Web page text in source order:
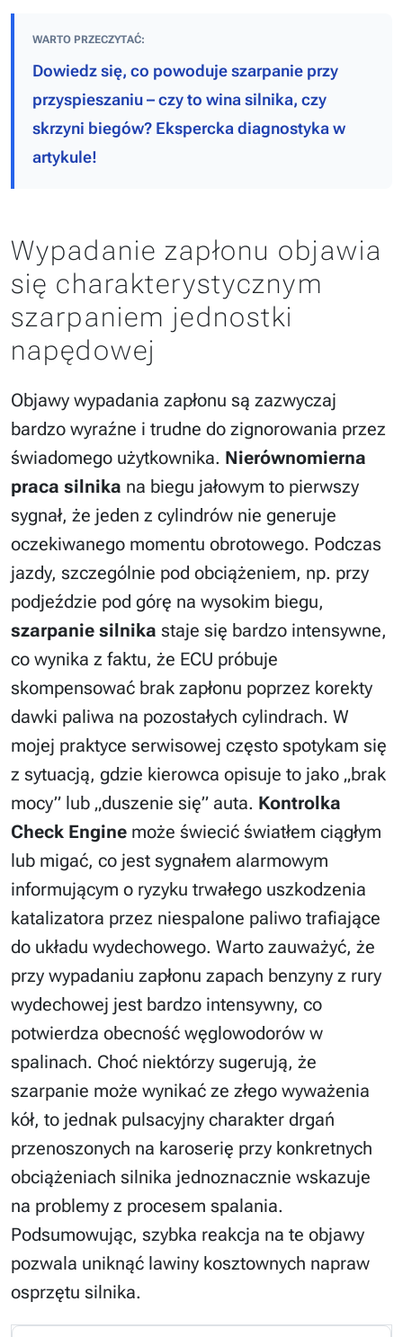
WARTO PRZECZYTAĆ:
Dowiedz się, co powoduje szarpanie przy
przyspieszaniu – czy to wina silnika, czy
skrzyni biegów? Ekspercka diagnostyka w
artykule!
Wypadanie zapłonu objawia
się charakterystycznym
szarpaniem jednostki
napędowej
Objawy wypadania zapłonu są zazwyczaj
bardzo wyraźne i trudne do zignorowania przez
świadomego użytkownika. Nierównomierna
praca silnika na biegu jałowym to pierwszy
sygnał, że jeden z cylindrów nie generuje
oczekiwanego momentu obrotowego. Podczas
jazdy, szczególnie pod obciążeniem, np. przy
podjeździe pod górę na wysokim biegu,
szarpanie silnika staje się bardzo intensywne,
co wynika z faktu, że ECU próbuje
skompensować brak zapłonu poprzez korekty
dawki paliwa na pozostałych cylindrach. W
mojej praktyce serwisowej często spotykam się
z sytuacją, gdzie kierowca opisuje to jako „brak
mocy” lub „duszenie się” auta. Kontrolka
Check Engine może świecić światłem ciągłym
lub migać, co jest sygnałem alarmowym
informującym o ryzyku trwałego uszkodzenia
katalizatora przez niespalone paliwo trafiające
do układu wydechowego. Warto zauważyć, że
przy wypadaniu zapłonu zapach benzyny z rury
wydechowej jest bardzo intensywny, co
potwierdza obecność węglowodorów w
spalinach. Choć niektórzy sugerują, że
szarpanie może wynikać ze złego wyważenia
kół, to jednak pulsacyjny charakter drgań
przenoszonych na karoserię przy konkretnych
obciążeniach silnika jednoznacznie wskazuje
na problemy z procesem spalania.
Podsumowując, szybka reakcja na te objawy
pozwala uniknąć lawiny kosztownych napraw
osprzętu silnika.